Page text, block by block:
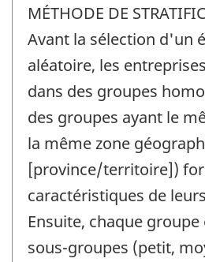
MÉTHODE DE
Avant la sélection d'un
aléatoire, les
dans des groupes
des groupes ayant le
la même zone
[province/territoire])
caractéristiques de
Ensuite, chaque groupe
sous-groupes (petit,